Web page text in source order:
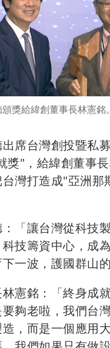
獎給緯創董事長林憲銘
席台灣創投暨私
獎"，給緯創董事
灣打造成"亞洲那
「讓台灣從科技
技籌資中心，成
一波，護國群山
憲銘：「終身成
夠老啦，我們台
，而是一個應用